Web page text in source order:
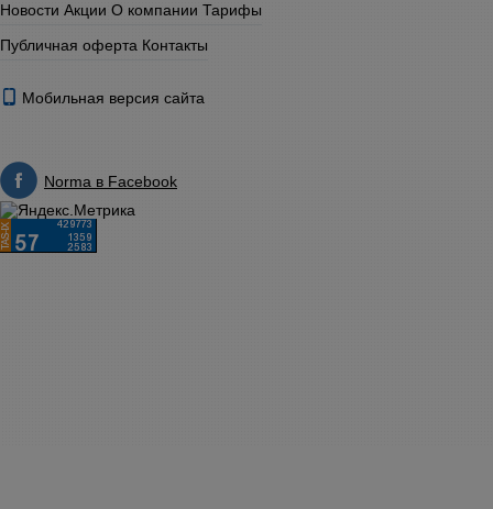
Новости Акции О компании Тарифы
Публичная оферта Контакты
Мобильная версия сайта
Norma в Facebook